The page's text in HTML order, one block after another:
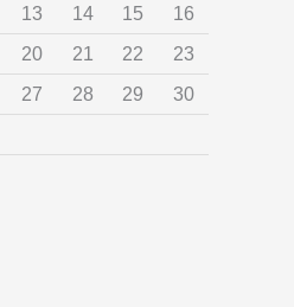
13 14 15
16
20 21 22
23
27 28 29
30